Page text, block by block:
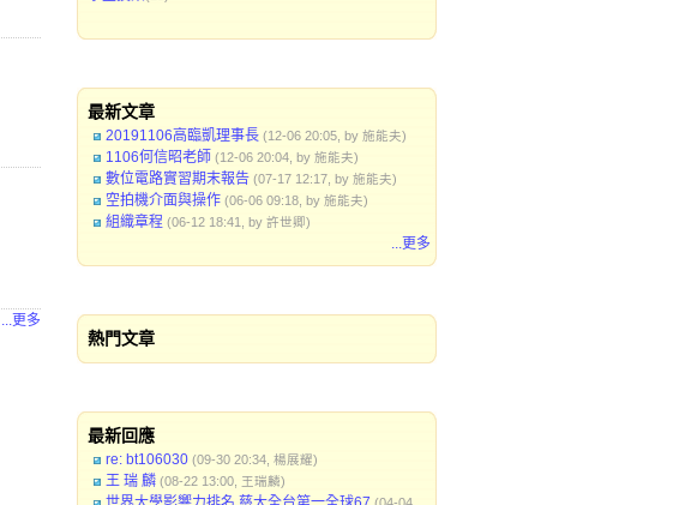
最新文章
20191106高臨凱理事長 (12-06 20:05, by 施能夫)
1106何信昭老師 (12-06 20:04, by 施能夫)
數位電路實習期末報告 (07-17 12:17, by 施能夫)
空拍機介面與操作 (06-06 09:18, by 施能夫)
組織章程 (06-12 18:41, by 許世卿)
...更多
熱門文章
最新回應
re: bt106030 (09-30 20:34, 楊展耀)
王 瑞 麟 (08-22 13:00, 王瑞麟)
...更多